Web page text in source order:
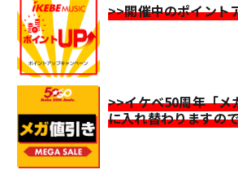
>>開催中のポイント
>>イケベ50周年「メ
に入れ替わりますの